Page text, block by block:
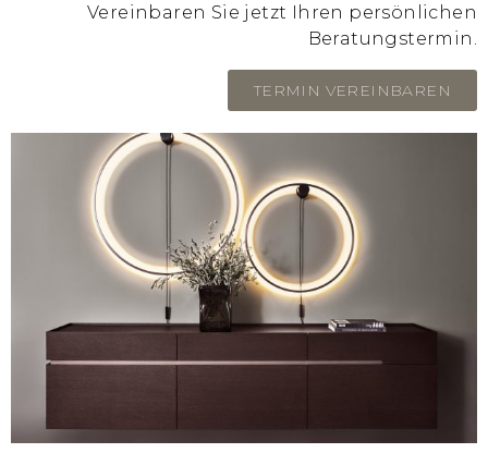
Vereinbaren Sie jetzt Ihren persönlichen
Beratungstermin.
TERMIN VEREINBAREN